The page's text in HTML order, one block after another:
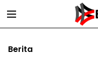
Berita